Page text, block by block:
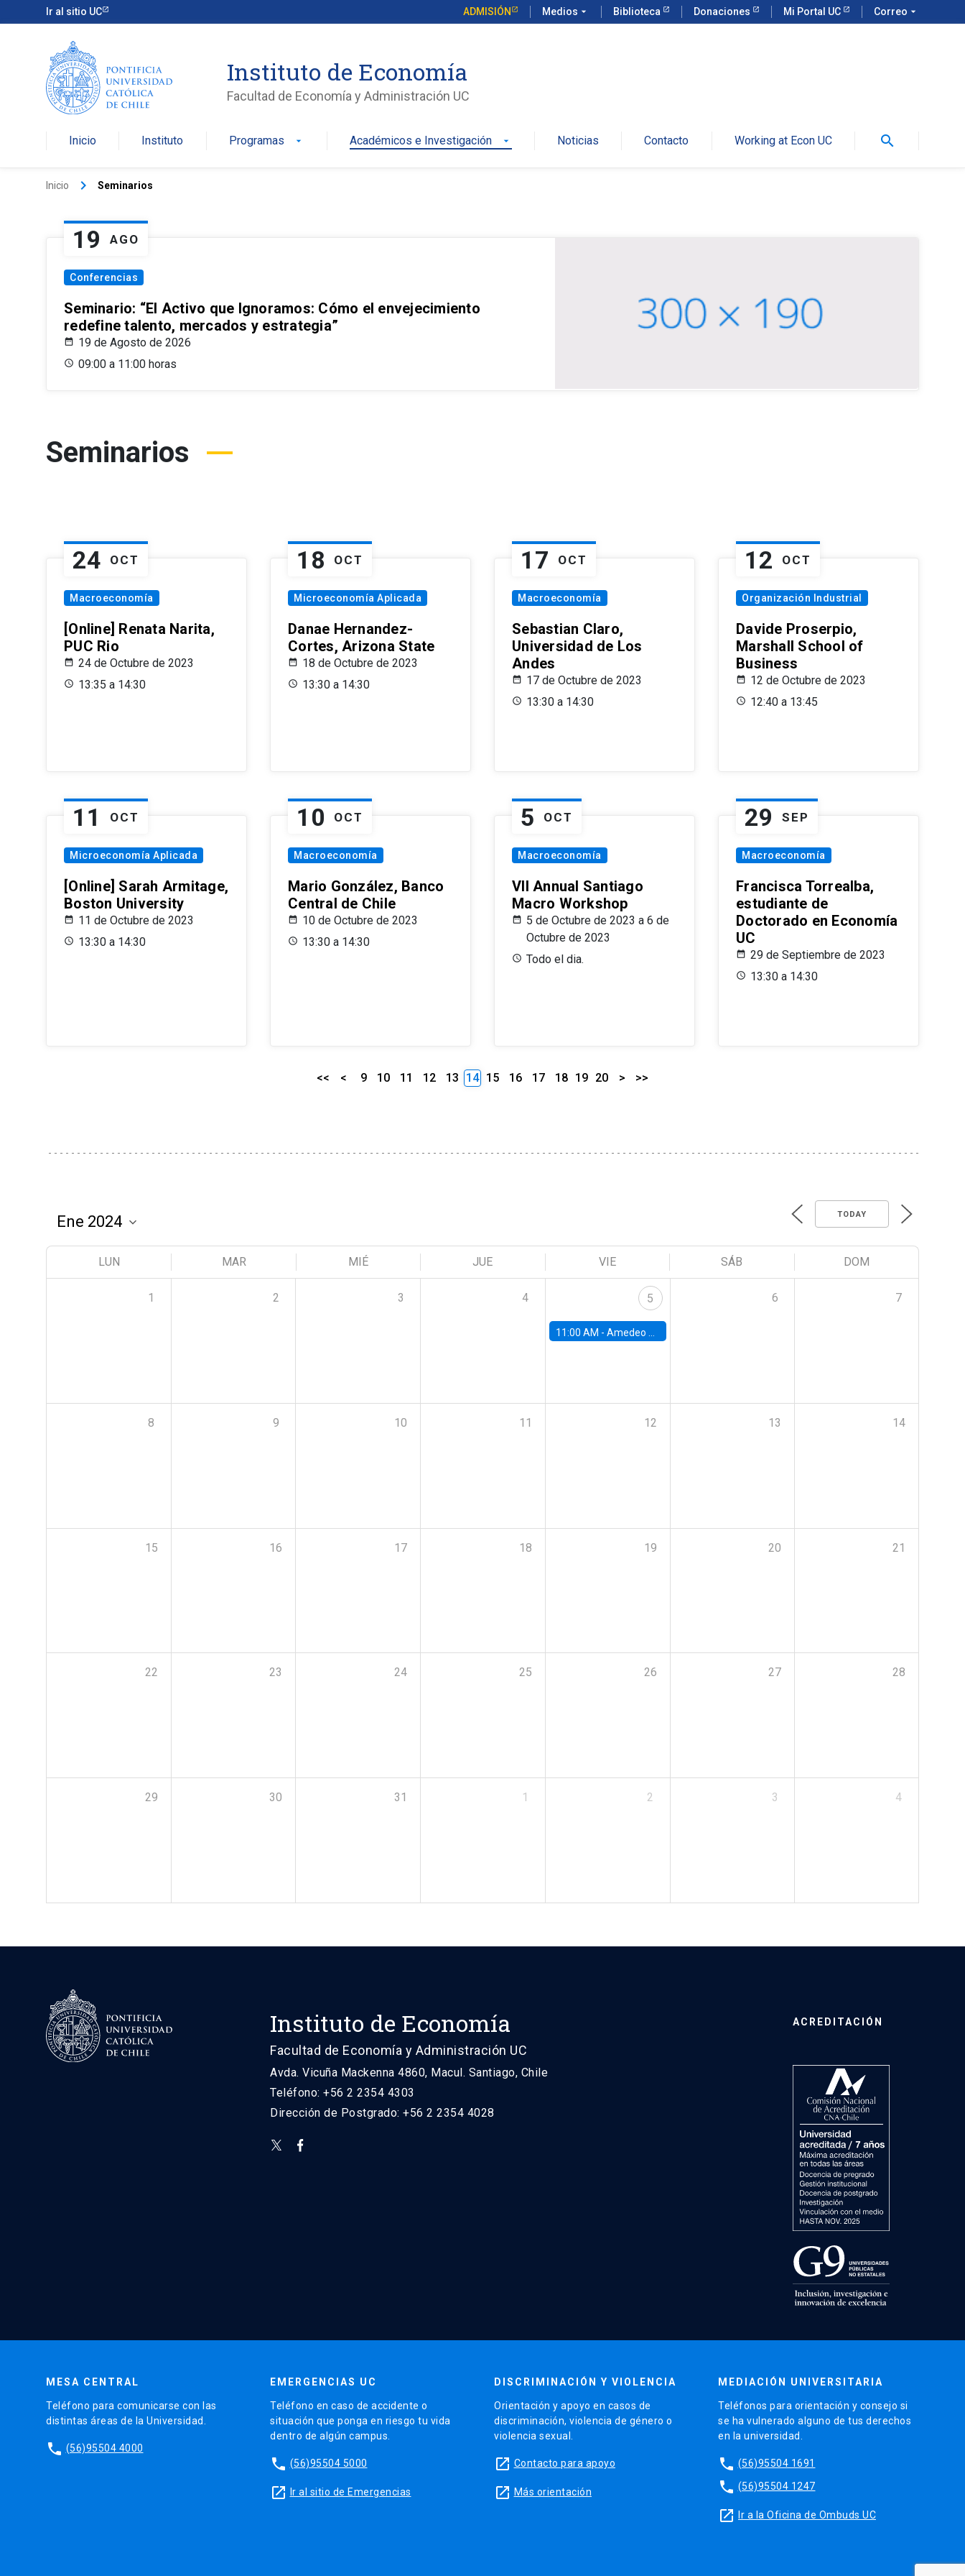
Ir al sitio UC ADMISIÓN Medios arrow_drop_down Biblioteca Donaciones Mi Portal UC Correo arrow_drop_down
Instituto de Economía
Facultad de Economía y Administración UC
Inicio Instituto Programas arrow_drop_down Académicos e Investigación arrow_drop_down Noticias Contacto Working at Econ UC search
Inicio keyboard_arrow_right Seminarios
19 AGO
Conferencias
Seminario: “El Activo que Ignoramos: Cómo el envejecimiento
redefine talento, mercados y estrategia”
19 de Agosto de 2026
09:00 a 11:00 horas
Seminarios
24 OCT
Macroeconomía
[Online] Renata Narita,
PUC Rio
24 de Octubre de 2023
13:35 a 14:30
18 OCT
Microeconomía Aplicada
Danae Hernandez-
Cortes, Arizona State
18 de Octubre de 2023
13:30 a 14:30
17 OCT
Macroeconomía
Sebastian Claro,
Universidad de Los
Andes
17 de Octubre de 2023
13:30 a 14:30
12 OCT
Organización Industrial
Davide Proserpio,
Marshall School of
Business
12 de Octubre de 2023
12:40 a 13:45
11 OCT
Microeconomía Aplicada
[Online] Sarah Armitage,
Boston University
11 de Octubre de 2023
13:30 a 14:30
10 OCT
Macroeconomía
Mario González, Banco
Central de Chile
10 de Octubre de 2023
13:30 a 14:30
5 OCT
Macroeconomía
VII Annual Santiago
Macro Workshop
5 de Octubre de 2023 a 6 de
Octubre de 2023
Todo el dia.
29 SEP
Macroeconomía
Francisca Torrealba,
estudiante de
Doctorado en Economía
UC
29 de Septiembre de 2023
13:30 a 14:30
<< < 9 10 11 12 13 14 15 16 17 18 19 20 > >>
TODAY
LUN MAR MIÉ JUE VIE SÁB DOM
1 2 3 4 5
11:00 AM - Amedeo Piolatto, Universidad Autónoma de Barcelona (UAB)
6 7
8 9 10 11 12 13 14
15 16 17 18 19 20 21
22 23 24 25 26 27 28
29 30 31 1 2 3 4
Instituto de Economía
Facultad de Economía y Administración UC
Avda. Vicuña Mackenna 4860, Macul. Santiago, Chile
Teléfono: +56 2 2354 4303
Dirección de Postgrado: +56 2 2354 4028
ACREDITACIÓN
MESA CENTRAL
Teléfono para comunicarse con las
distintas áreas de la Universidad.
phone (56)95504 4000
EMERGENCIAS UC
Teléfono en caso de accidente o
situación que ponga en riesgo tu vida
dentro de algún campus.
phone (56)95504 5000
launch Ir al sitio de Emergencias
DISCRIMINACIÓN Y VIOLENCIA
Orientación y apoyo en casos de
discriminación, violencia de género o
violencia sexual.
launch Contacto para apoyo
launch Más orientación
MEDIACIÓN UNIVERSITARIA
Teléfonos para orientación y consejo si
se ha vulnerado alguno de tus derechos
en la universidad.
phone (56)95504 1691
phone (56)95504 1247
launch Ir a la Oficina de Ombuds UC